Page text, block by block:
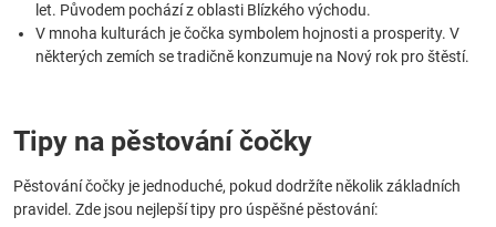
let. Původem pochází z oblasti Blízkého východu.
V mnoha kulturách je čočka symbolem hojnosti a prosperity. V
některých zemích se tradičně konzumuje na Nový rok pro štěstí.
Tipy na pěstování čočky
Pěstování čočky je jednoduché, pokud dodržíte několik základních
pravidel. Zde jsou nejlepší tipy pro úspěšné pěstování: